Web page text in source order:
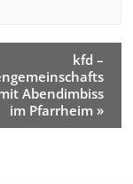
kfd –
Abendimbiss
im Pfarrheim »